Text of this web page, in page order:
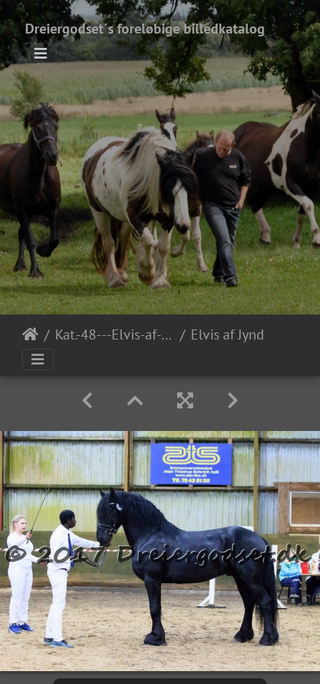
Dreiergodset´s foreløbige billedkatalog
Kat.-48---Elvis-af-Jyndevad---Frieser